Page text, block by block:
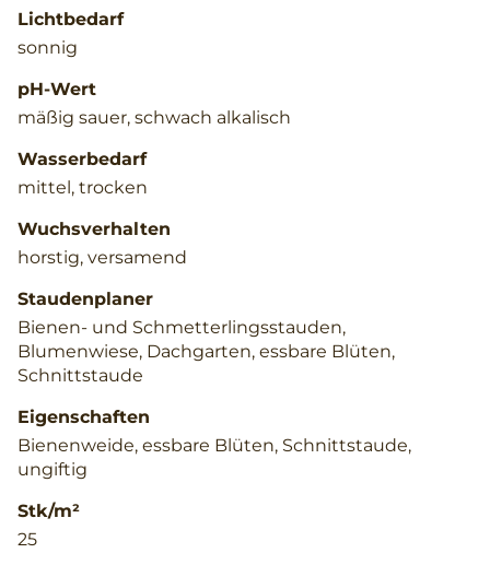
Lichtbedarf
sonnig
pH-Wert
mäßig sauer, schwach alkalisch
Wasserbedarf
mittel, trocken
Wuchsverhalten
horstig, versamend
Staudenplaner
Bienen- und Schmetterlingsstauden,
Blumenwiese, Dachgarten, essbare Blüten,
Schnittstaude
Eigenschaften
Bienenweide, essbare Blüten, Schnittstaude,
ungiftig
Stk/m²
25